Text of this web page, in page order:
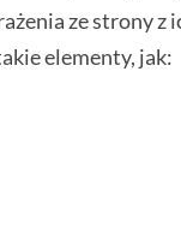
ze strony z
elementy, jak: